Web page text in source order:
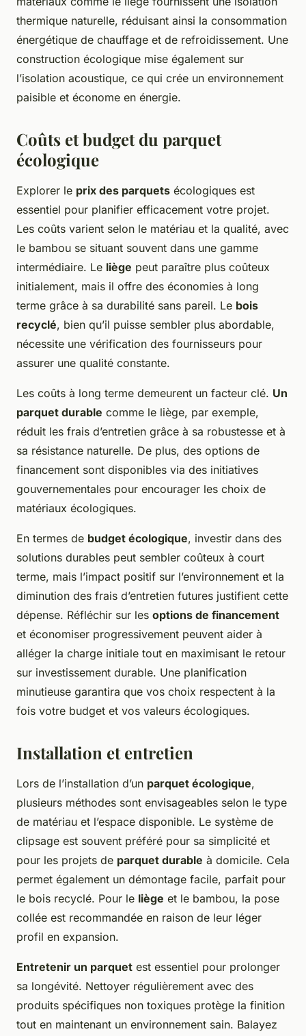
thermique naturelle, réduisant ainsi la consommation
énergétique de chauffage et de refroidissement. Une
construction écologique mise également sur
l’isolation acoustique, ce qui crée un environnement
paisible et économe en énergie.
Coûts et budget du parquet
écologique
Explorer le prix des parquets écologiques est
essentiel pour planifier efficacement votre projet.
Les coûts varient selon le matériau et la qualité, avec
le bambou se situant souvent dans une gamme
intermédiaire. Le liège peut paraître plus coûteux
initialement, mais il offre des économies à long
terme grâce à sa durabilité sans pareil. Le bois
recyclé, bien qu’il puisse sembler plus abordable,
nécessite une vérification des fournisseurs pour
assurer une qualité constante.
Les coûts à long terme demeurent un facteur clé. Un
parquet durable comme le liège, par exemple,
réduit les frais d’entretien grâce à sa robustesse et à
sa résistance naturelle. De plus, des options de
financement sont disponibles via des initiatives
gouvernementales pour encourager les choix de
matériaux écologiques.
En termes de budget écologique, investir dans des
solutions durables peut sembler coûteux à court
terme, mais l’impact positif sur l’environnement et la
diminution des frais d’entretien futures justifient cette
dépense. Réfléchir sur les options de financement
et économiser progressivement peuvent aider à
alléger la charge initiale tout en maximisant le retour
sur investissement durable. Une planification
minutieuse garantira que vos choix respectent à la
fois votre budget et vos valeurs écologiques.
Installation et entretien
Lors de l’installation d’un parquet écologique,
plusieurs méthodes sont envisageables selon le type
de matériau et l’espace disponible. Le système de
clipsage est souvent préféré pour sa simplicité et
pour les projets de parquet durable à domicile. Cela
permet également un démontage facile, parfait pour
le bois recyclé. Pour le liège et le bambou, la pose
collée est recommandée en raison de leur léger
profil en expansion.
Entretenir un parquet est essentiel pour prolonger
sa longévité. Nettoyer régulièrement avec des
produits spécifiques non toxiques protège la finition
tout en maintenant un environnement sain. Balayez